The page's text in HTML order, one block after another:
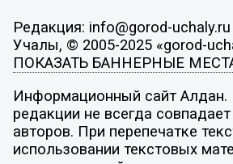
Редакция: info@gorod-uchaly.ru
Учалы, © 2005-2025 «gorod-
ПОКАЗАТЬ БАННЕРНЫЕ
Информационный сайт Алдан.
редакции не всегда
авторов. При перепечатке
использовании текстовых